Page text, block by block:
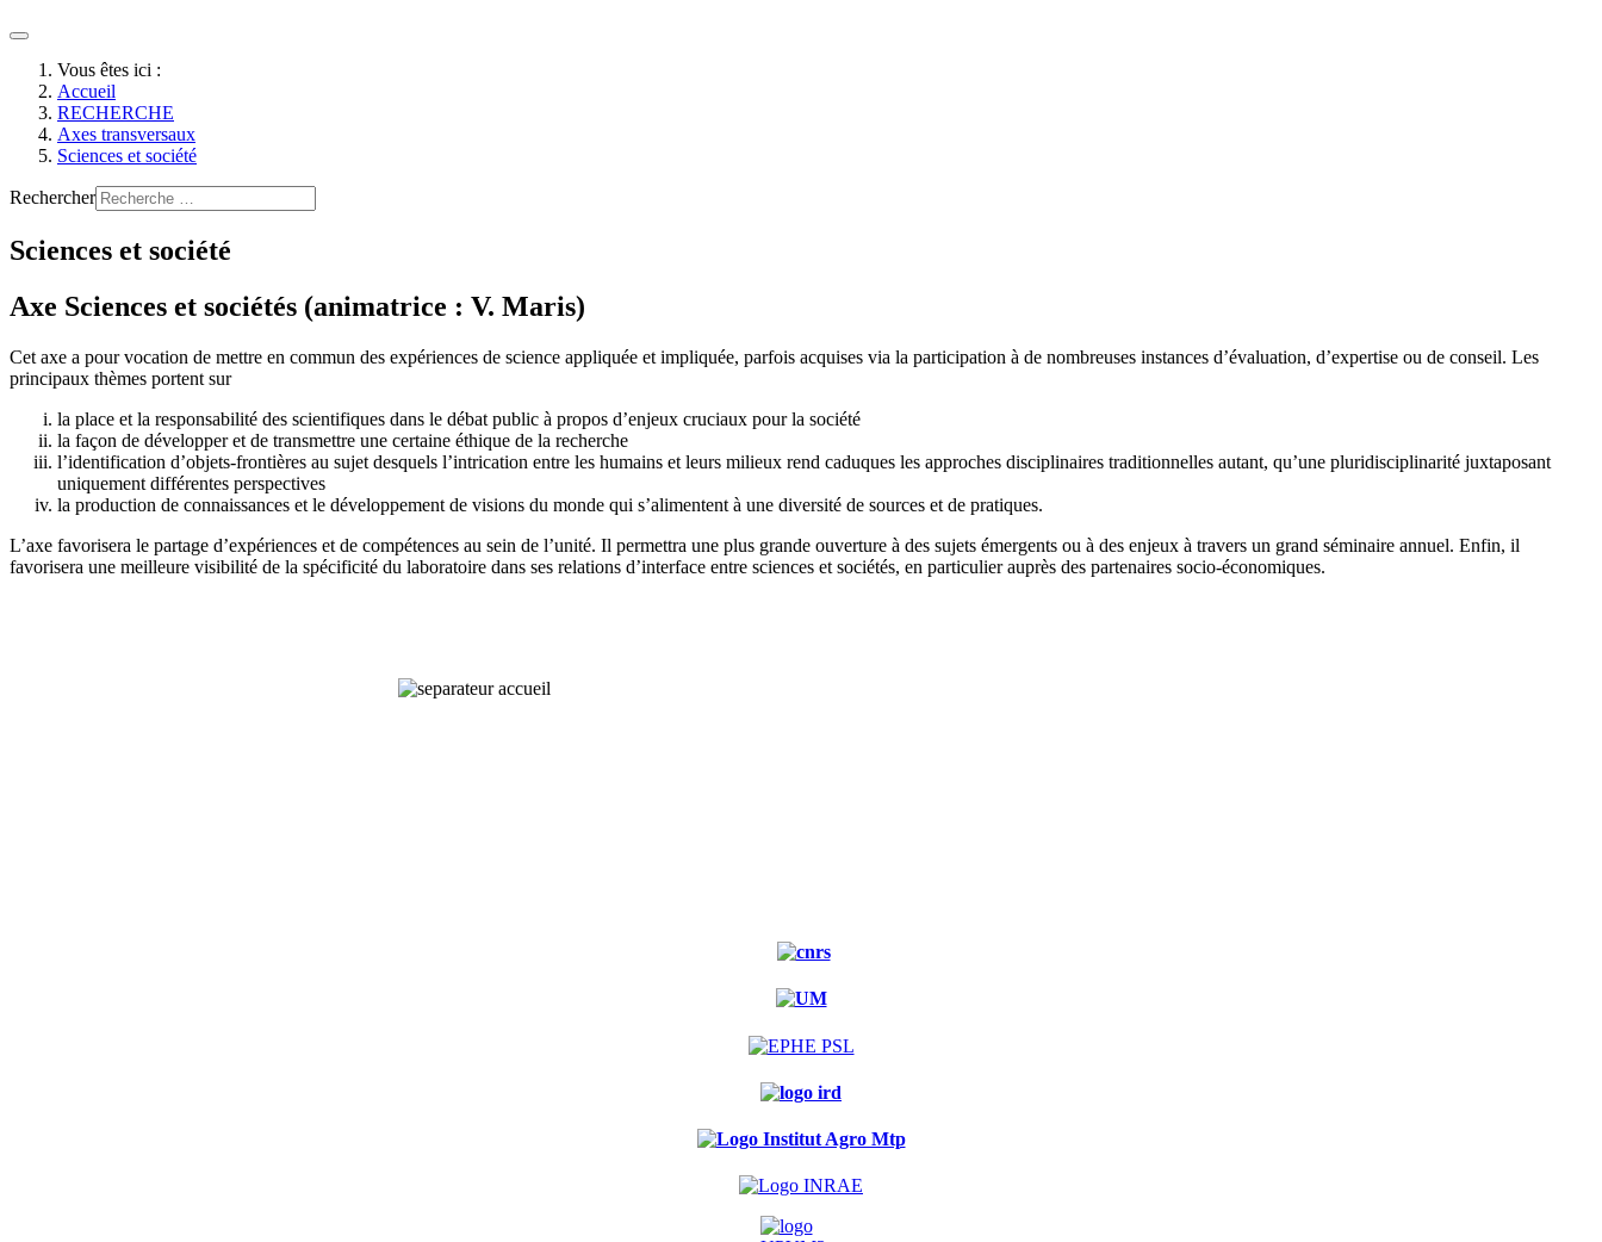
Vous êtes ici :
Accueil
RECHERCHE
Axes transversaux
Sciences et société
Rechercher
Sciences et société
Axe Sciences et sociétés (animatrice : V. Maris)
Cet axe a pour vocation de mettre en commun des expériences de science appliquée et impliquée, parfois acquises via la participation à de nombreuses instances d’évaluation, d’expertise ou de conseil. Les
principaux thèmes portent sur
la place et la responsabilité des scientifiques dans le débat public à propos d’enjeux cruciaux pour la société
la façon de développer et de transmettre une certaine éthique de la recherche
l’identification d’objets-frontières au sujet desquels l’intrication entre les humains et leurs milieux rend caduques les approches disciplinaires traditionnelles autant, qu’une pluridisciplinarité juxtaposant
uniquement différentes perspectives
la production de connaissances et le développement de visions du monde qui s’alimentent à une diversité de sources et de pratiques.
L’axe favorisera le partage d’expériences et de compétences au sein de l’unité. Il permettra une plus grande ouverture à des sujets émergents ou à des enjeux à travers un grand séminaire annuel. Enfin, il
favorisera une meilleure visibilité de la spécificité du laboratoire dans ses relations d’interface entre sciences et sociétés, en particulier auprès des partenaires socio-économiques.